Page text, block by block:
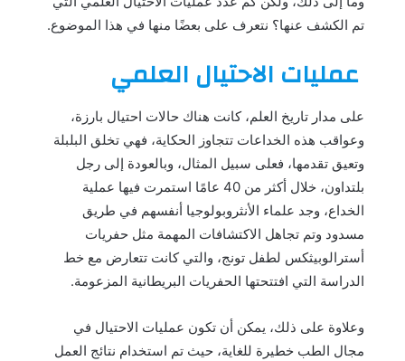
تم الكشف عنها؟ نتعرف على بعضًا منها في هذا الموضوع.
عمليات الاحتيال العلمي
على مدار تاريخ العلم، كانت هناك حالات احتيال بارزة،
وعواقب هذه الخداعات تتجاوز الحكاية، فهي تخلق البلبلة
وتعيق تقدمها، فعلى سبيل المثال، وبالعودة إلى رجل
بلتداون، خلال أكثر من 40 عامًا استمرت فيها عملية
الخداع، وجد علماء الأنثروبولوجيا أنفسهم في طريق
مسدود وتم تجاهل الاكتشافات المهمة مثل حفريات
أسترالوبيثكس لطفل تونج، والتي كانت تتعارض مع خط
الدراسة التي افتتحتها الحفريات البريطانية المزعومة.
وعلاوة على ذلك، يمكن أن تكون عمليات الاحتيال في
مجال الطب خطيرة للغاية، حيث تم استخدام نتائج العمل